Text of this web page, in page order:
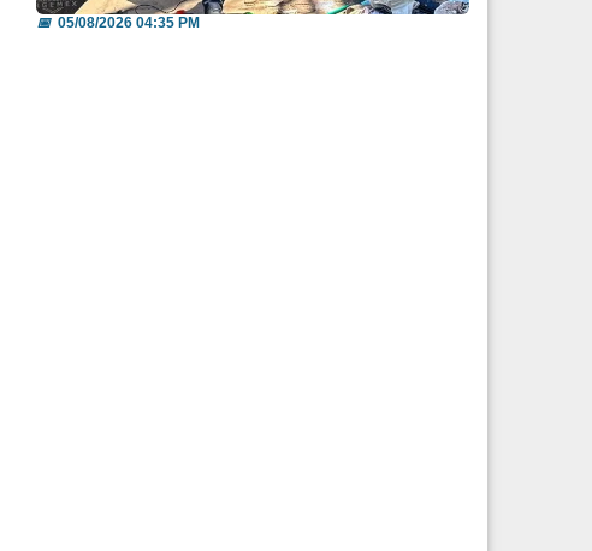
📅05/08/2026 04:35 PM